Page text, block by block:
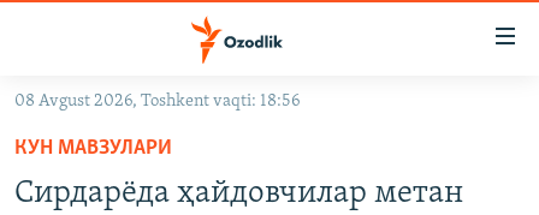
Асосий
навигацияга
ўтинг
08 Avgust 2026, Toshkent vaqti: 18:56
КУН МАВЗУЛАРИ
Сирдарёда ҳайдовчилар метан